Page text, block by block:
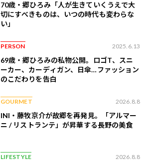
70歳・郷ひろみ「人が生きていくうえで大
切にすべきものは、いつの時代も変わらな
い」
PERSON 2025.6.13
69歳・郷ひろみの私物公開。ロゴT、スニ
ーカー、カーディガン、日傘…ファッション
のこだわりを告白
GOURMET 2026.8.8
INI・藤牧京介が故郷を再発見。「アルマー
ニ / リストランテ」が昇華する長野の美食
LIFESTYLE 2026.8.8